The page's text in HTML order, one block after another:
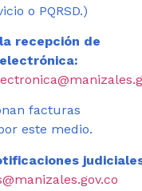
o PQRSD.)
recepción de
facturas
este medio.